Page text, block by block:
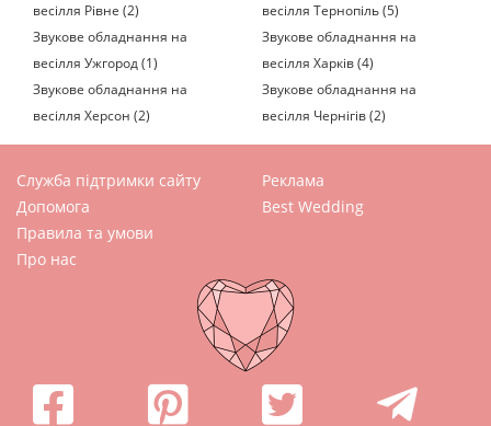
весілля Рівне (2)
весілля Тернопіль (5)
Звукове обладнання на
весілля Ужгород (1)
Звукове обладнання на
весілля Харків (4)
Звукове обладнання на
весілля Херсон (2)
Звукове обладнання на
весілля Чернігів (2)
Служба підтримки сайту
Допомога
Правила та умови
Про нас
Реклама
Best Wedding